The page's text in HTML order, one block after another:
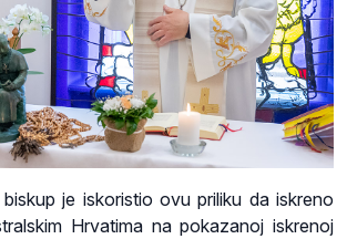
je iskoristio ovu priliku da iskreno
Hrvatima na pokazanoj iskrenoj